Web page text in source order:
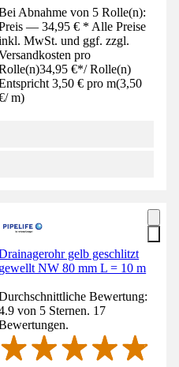
Abnahme von 5 Rolle(n):
— 34,95 € * Alle Preise
MwSt. und ggf. zzgl.
pro
34,95 €*/ Rolle(n)
3,50 € pro m(3,50
/ m)
gelb geschlitzt
gewellt NW 80 mm L = 10 m
Bewertung:
von 5 Sternen. 17